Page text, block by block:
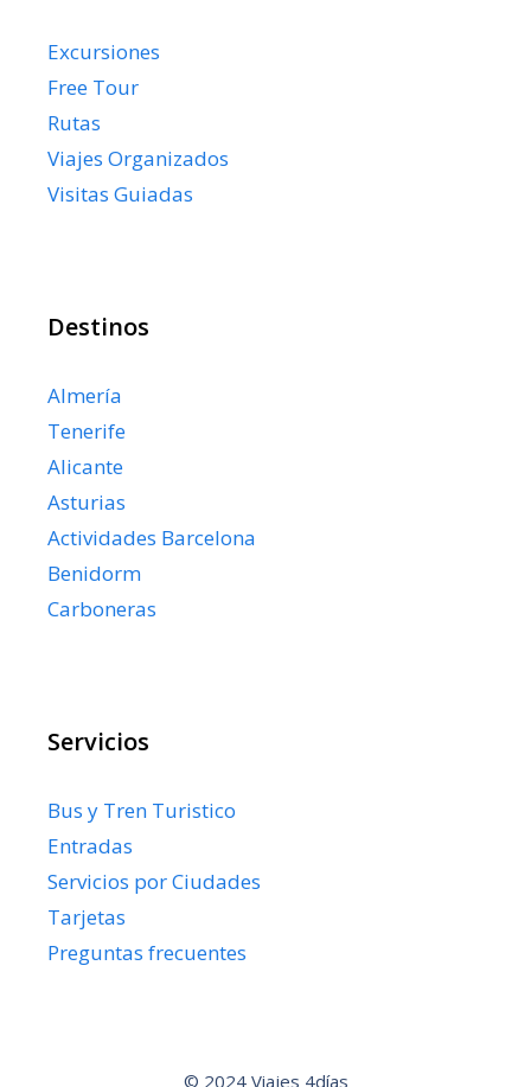
Excursiones
Free Tour
Rutas
Viajes Organizados
Visitas Guiadas
Destinos
Almería
Tenerife
Alicante
Asturias
Actividades Barcelona
Benidorm
Carboneras
Servicios
Bus y Tren Turistico
Entradas
Servicios por Ciudades
Tarjetas
Preguntas frecuentes
© 2024 Viajes 4días